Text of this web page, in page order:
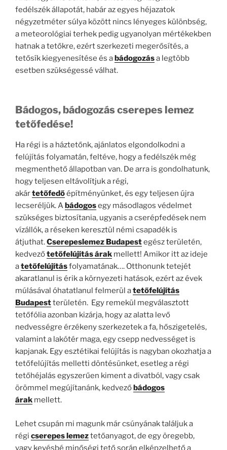
fedélszék állapotát, habár az egyes héjazatok
négyzetméter súlya között nincs lényeges különbség,
a meteorológiai terhek pedig ugyanolyan mértékekben
hatnak a tetőkre, ezért szerkezeti megerősítés, a
tetősík kiegyenesítése és abádogozása legtöbb
esetben szükségessé válhat.
Bádogos, bádogozás cserepes lemez
tetőfedése!
Ha régi is a háztetőnk, ajánlatos elgondolkodni a
felújítás folyamatán, feltéve, hogy a fedélszék még
megmenthető állapotban van. De arra is gondolhatunk,
hogy teljesen eltávolítjuk a régi,
akártetőfedőépítményünket, és egy teljesen újra
lecseréljük. A bádogosegy másodlagos védelmet
szükséges biztosítania, ugyanis a cserépfedések nem
vízállók, a réseken keresztül némi csapadék is
átjuthat.Cserepeslemez Budapestegész területén,
kedvezőtetőfelújítás árak mellett! Amikor itt az ideje
atetőfelújításfolyamatának…. Otthonunk tetejét
akaratlanul is érik a környezeti hatások, ezért az évek
múlásával óhatatlanul felmerül atetőfelújítás
Budapestterületén. Egy remekül megválasztott
tetőfólia azonban kizárja, hogy az alatta levő
nedvességre érzékeny szerkezetek a fa, hőszigetelés,
valamint a lakótér maga, egy csepp nedvességet is
kapjanak. Egy esztétikai felújítás is nagyban okozhatja a
tetőfelújítás melletti döntésünket, esetleg a régi
tetőhéjalás egyszerűen kiment a divatból, vagy csak
örömmel megújítanánk, kedvező bádogos
árak mellett.
Lehet csupán mi magunk már csúnyának találjuk a
régi cserepes lemeztetőanyagot, de egy öregebb,
vagy kevésbé minőségi tető során elképzelhető a